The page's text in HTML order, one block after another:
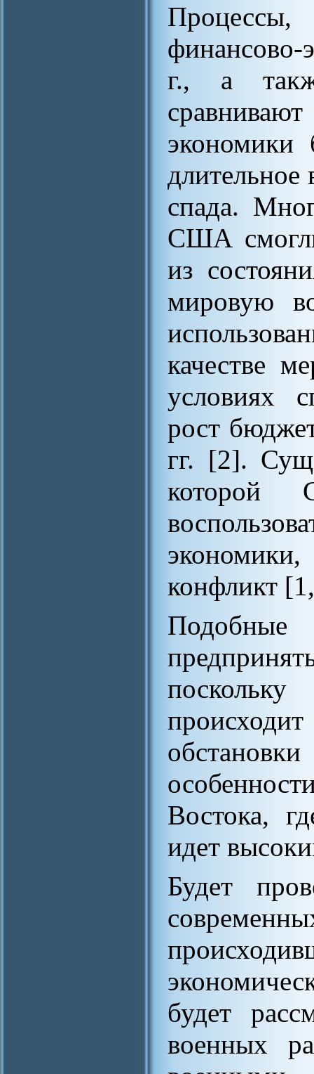
финансово-
г., а
экономики
длительное
спада.
США
из
мировую
качестве
условиях
рост
гг. [2].
конфликт
Востока,
идет
Будет
будет
военных